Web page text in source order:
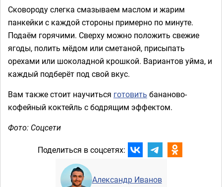
Сковороду слегка смазываем маслом и жарим
панкейки с каждой стороны примерно по минуте.
Подаём горячими. Сверху можно положить свежие
ягоды, полить мёдом или сметаной, присыпать
орехами или шоколадной крошкой. Вариантов уйма, и
каждый подберёт под свой вкус.
Вам также стоит научиться готовить бананово-
кофейный коктейль с бодрящим эффектом.
Фото: Соцсети
Поделиться в соцсетях:
Александр Иванов